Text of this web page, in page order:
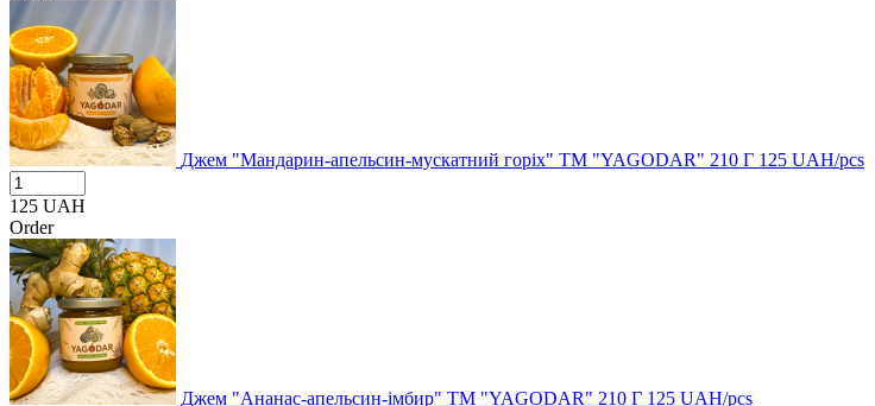
Джем "Мандарин-апельсин-мускатний горіх" ТМ "YAGODAR" 210 Г 125 UAH/pcs
125 UAH
Order
Джем "Ананас-апельсин-імбир" ТМ "YAGODAR" 210 Г 125 UAH/pcs